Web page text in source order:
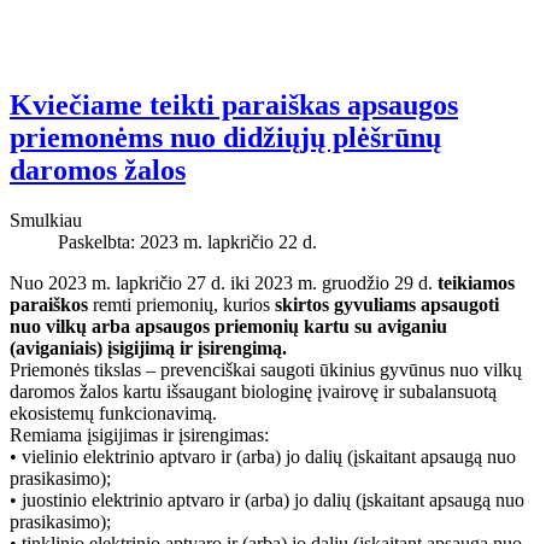
Kviečiame teikti paraiškas apsaugos
priemonėms nuo didžiųjų plėšrūnų
daromos žalos
Smulkiau
Paskelbta: 2023 m. lapkričio 22 d.
Nuo 2023 m. lapkričio 27 d. iki 2023 m. gruodžio 29 d. teikiamos
paraiškos remti priemonių, kurios skirtos gyvuliams apsaugoti
nuo vilkų arba apsaugos priemonių kartu su aviganiu
(aviganiais) įsigijimą ir įsirengimą.
Priemonės tikslas – prevenciškai saugoti ūkinius gyvūnus nuo vilkų
daromos žalos kartu išsaugant biologinę įvairovę ir subalansuotą
ekosistemų funkcionavimą.
Remiama įsigijimas ir įsirengimas:
• vielinio elektrinio aptvaro ir (arba) jo dalių (įskaitant apsaugą nuo
prasikasimo);
• juostinio elektrinio aptvaro ir (arba) jo dalių (įskaitant apsaugą nuo
prasikasimo);